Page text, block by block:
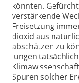
könnten.
verstärkende
Freisetzung
dioxid aus
abschätzen zu
lungen
Spuren solcher